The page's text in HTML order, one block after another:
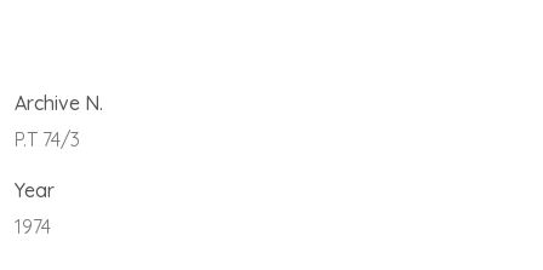
Archive N.
P.T 74/3
Year
1974